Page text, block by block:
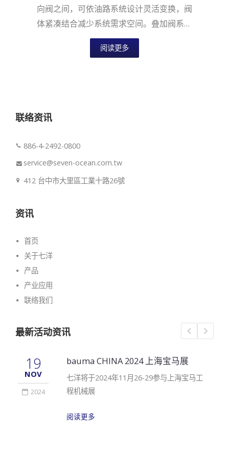
向阀之间，可依油路系统设计灵活变换，阀
体紧凑结合减少系统需求空间。叠加阀系列
适用于国际安装面标准，提供六通径NG6...
阅读更多
联络资讯
886-4-2492-0800
service@seven-ocean.com.tw
412 台中市大里區工業十路26號
资讯
首页
关于七洋
产品
产业应用
联络我们
最新活动资讯
19
NOV
2024
bauma CHINA 2024 上海宝马展
七洋将于2024年11月26-29参与上海宝马工
程机械展
阅读更多